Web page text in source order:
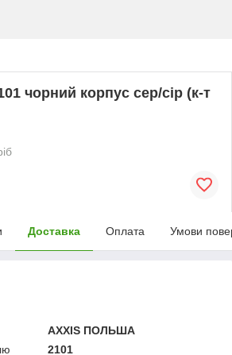
чорний корпус сер/сір (к-т
Доставка Оплата Умови
AXXIS ПОЛЬША
2101